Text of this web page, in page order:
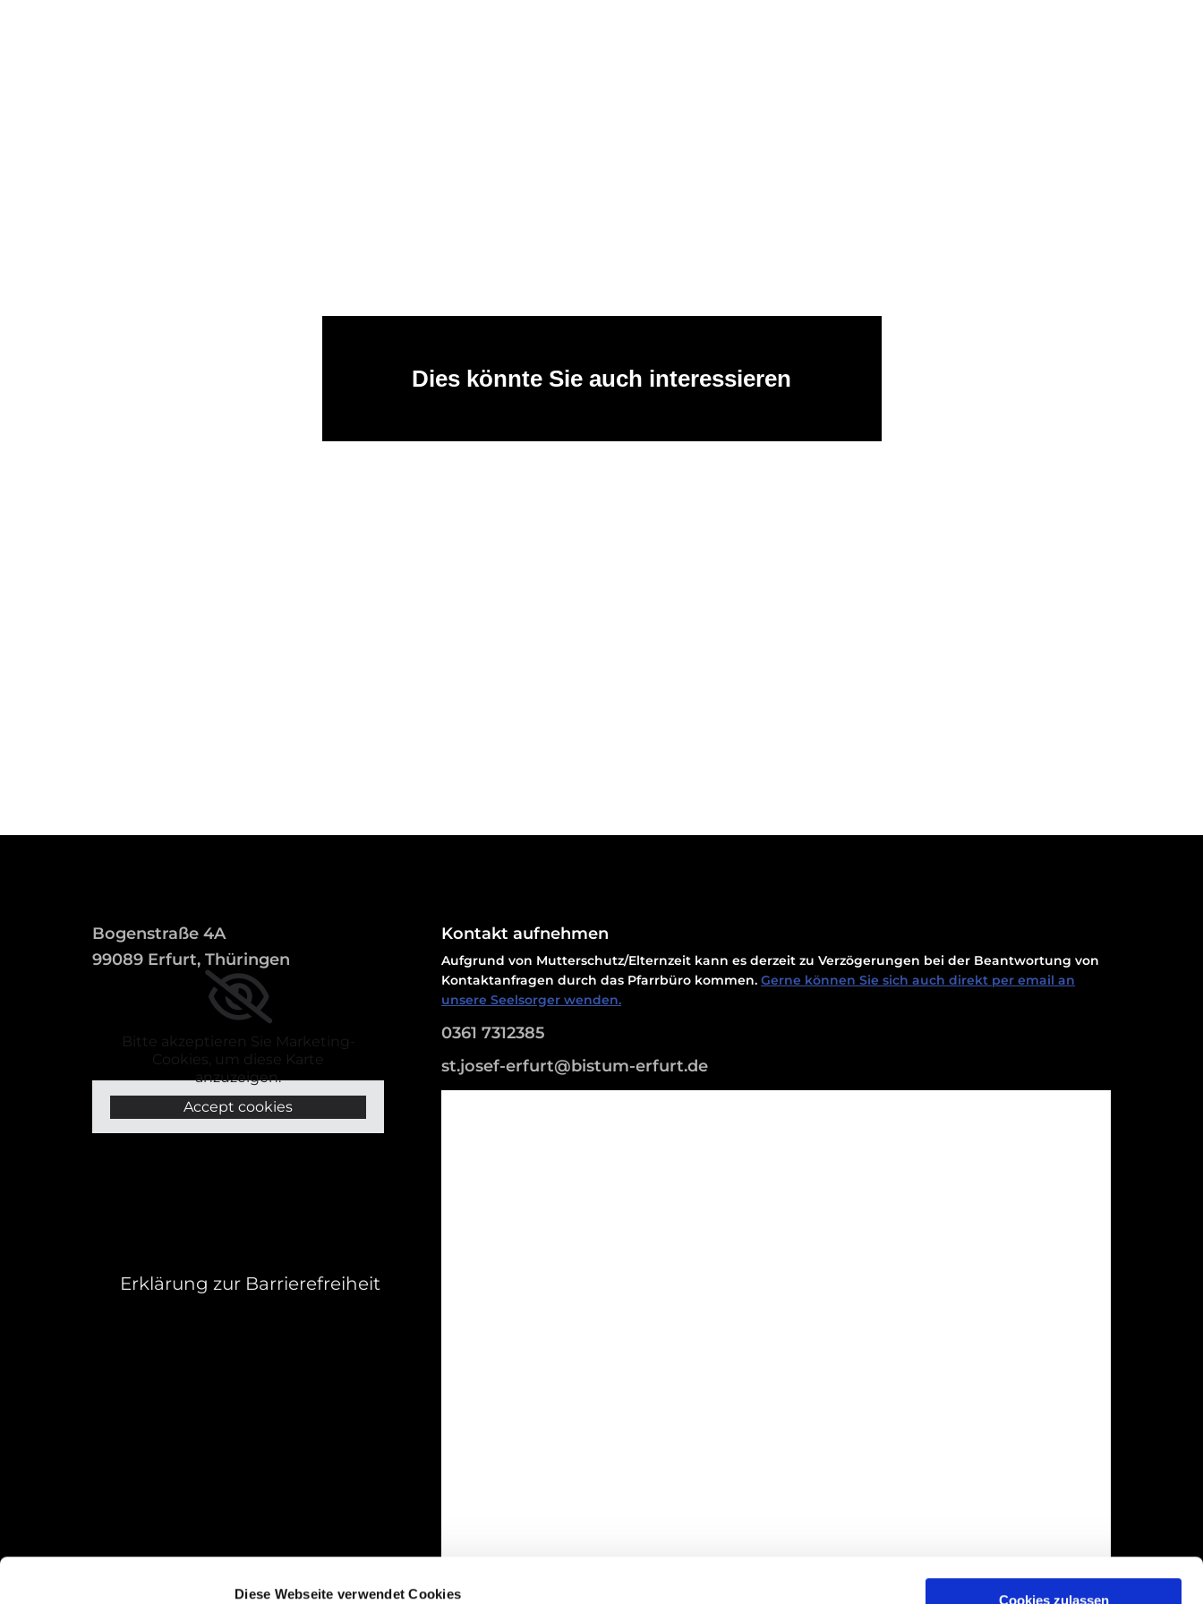
Diese Webseite verwendet Cookies Cookies zulassen
Dies könnte Sie auch interessieren
Bogenstraße 4A
99089 Erfurt, Thüringen
Bitte akzeptieren Sie Marketing-
Cookies, um diese Karte
anzuzeigen.
Accept cookies
Erklärung zur Barrierefreiheit
Kontakt aufnehmen
Aufgrund von Mutterschutz/Elternzeit kann es derzeit zu Verzögerungen bei der Beantwortung von
Kontaktanfragen durch das Pfarrbüro kommen. Gerne können Sie sich auch direkt per email an
unsere Seelsorger wenden.
0361 7312385
st.josef-erfurt@bistum-erfurt.de